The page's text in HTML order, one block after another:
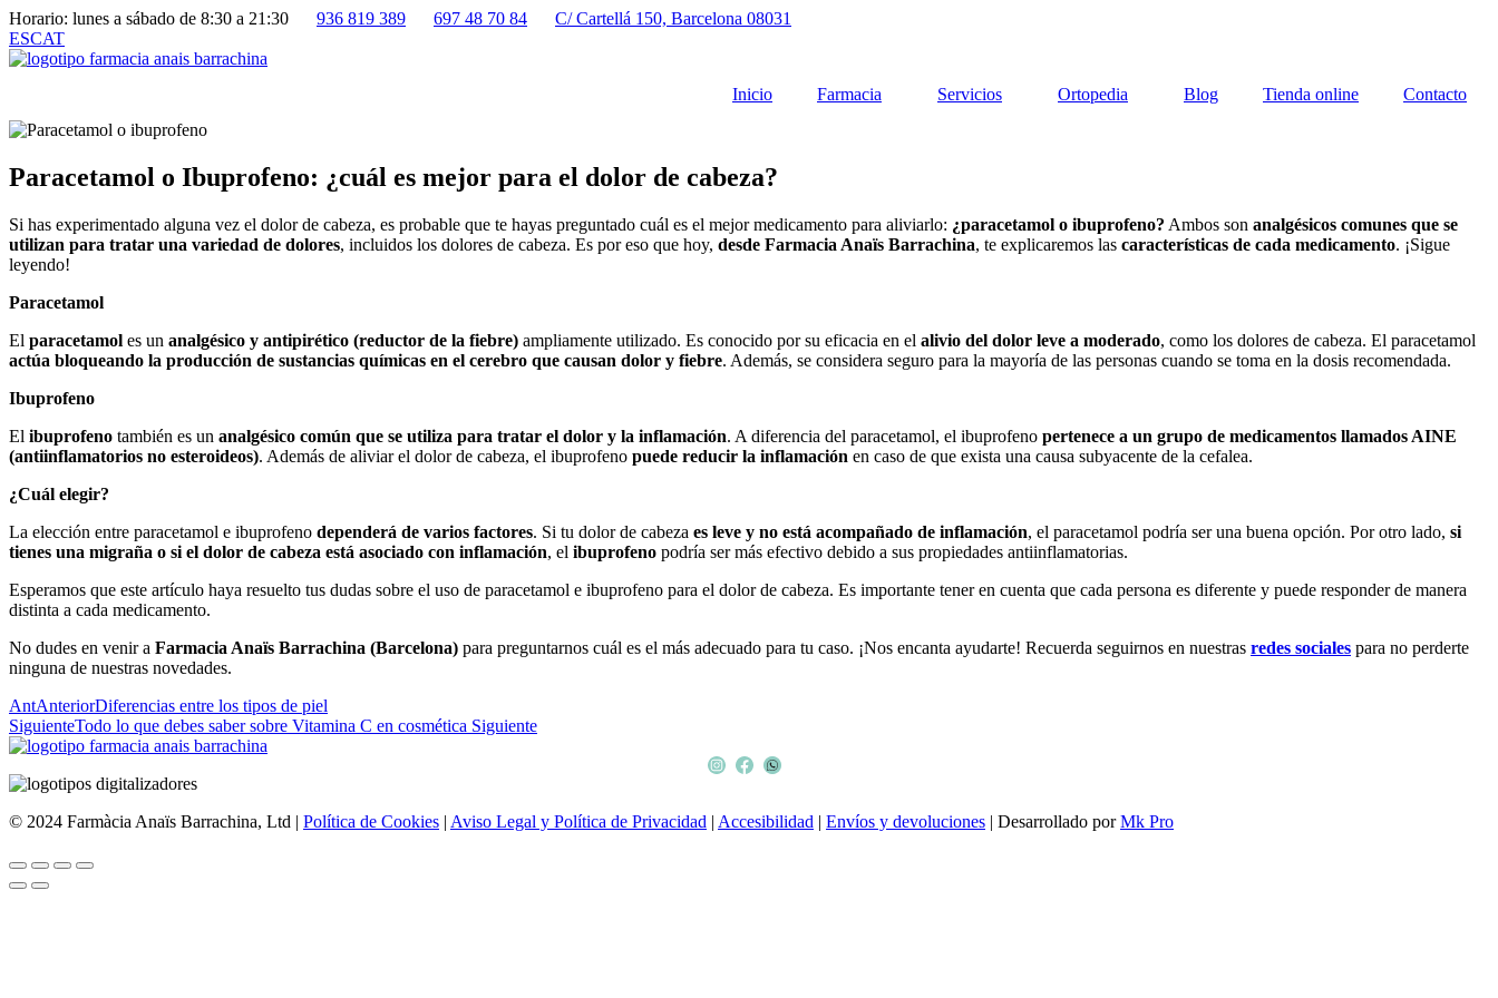
Horario: lunes a sábado de 8:30 a 21:30 936 819 389 697 48 70 84
C/ Cartellá 150, Barcelona 08031
ESCAT
Inicio Farmacia Servicios Ortopedia Blog Tienda online Contacto
Paracetamol o Ibuprofeno: ¿cuál es mejor para el dolor de cabeza?
Si has experimentado alguna vez el dolor de cabeza, es probable que te hayas preguntado cuál es el mejor medicamento para aliviarlo: ¿paracetamol o ibuprofeno? Ambos son analgésicos comunes que se
utilizan para tratar una variedad de dolores, incluidos los dolores de cabeza. Es por eso que hoy, desde Farmacia Anaïs Barrachina, te explicaremos las características de cada medicamento. ¡Sigue
leyendo!
Paracetamol
El paracetamol es un analgésico y antipirético (reductor de la fiebre) ampliamente utilizado. Es conocido por su eficacia en el alivio del dolor leve a moderado, como los dolores de cabeza. El paracetamol
actúa bloqueando la producción de sustancias químicas en el cerebro que causan dolor y fiebre. Además, se considera seguro para la mayoría de las personas cuando se toma en la dosis recomendada.
Ibuprofeno
El ibuprofeno también es un analgésico común que se utiliza para tratar el dolor y la inflamación. A diferencia del paracetamol, el ibuprofeno pertenece a un grupo de medicamentos llamados AINE
(antiinflamatorios no esteroideos). Además de aliviar el dolor de cabeza, el ibuprofeno puede reducir la inflamación en caso de que exista una causa subyacente de la cefalea.
¿Cuál elegir?
La elección entre paracetamol e ibuprofeno dependerá de varios factores. Si tu dolor de cabeza es leve y no está acompañado de inflamación, el paracetamol podría ser una buena opción. Por otro lado, si
tienes una migraña o si el dolor de cabeza está asociado con inflamación, el ibuprofeno podría ser más efectivo debido a sus propiedades antiinflamatorias.
Esperamos que este artículo haya resuelto tus dudas sobre el uso de paracetamol e ibuprofeno para el dolor de cabeza. Es importante tener en cuenta que cada persona es diferente y puede responder de manera
distinta a cada medicamento.
No dudes en venir a Farmacia Anaïs Barrachina (Barcelona) para preguntarnos cuál es el más adecuado para tu caso. ¡Nos encanta ayudarte! Recuerda seguirnos en nuestras redes sociales para no perderte
ninguna de nuestras novedades.
AntAnteriorDiferencias entre los tipos de piel
SiguienteTodo lo que debes saber sobre Vitamina C en cosmética Siguiente
© 2024 Farmàcia Anaïs Barrachina, Ltd | Política de Cookies | Aviso Legal y Política de Privacidad | Accesibilidad | Envíos y devoluciones | Desarrollado porMk Pro